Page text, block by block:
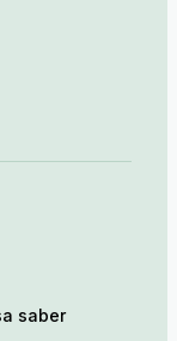
saber